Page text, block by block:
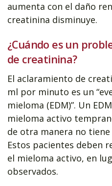
aumenta con el daño
creatinina disminuye.
¿Cuándo es un
de creatinina?
El aclaramiento de
ml por minuto es un
mieloma (EDM)”. Un
mieloma activo
de otra manera no tiene
Estos pacientes deben
el mieloma activo, en
observados.